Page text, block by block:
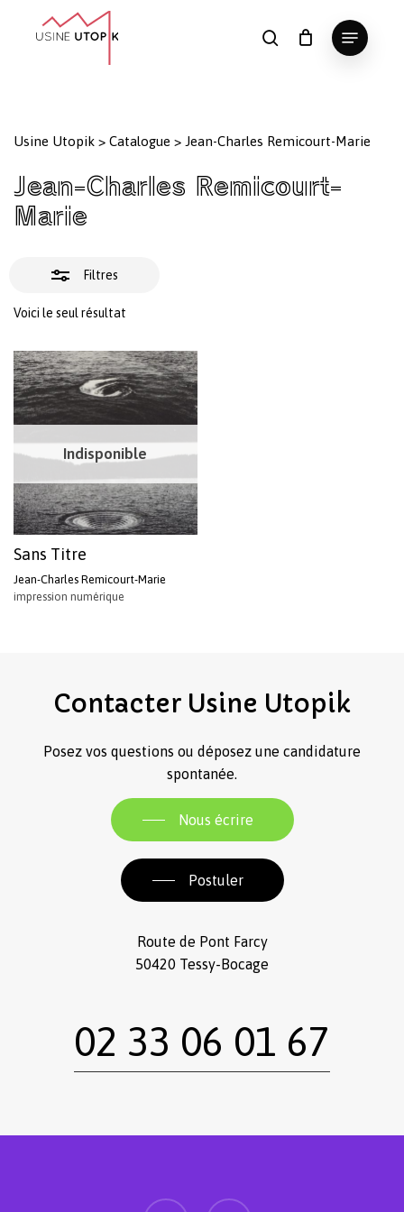
search
Menu
Panier Fermer
le
Votre panier est vide.
Usine Utopik > Catalogue > Jean-Charles Remicourt-Marie
Jean-Charles Remicourt-
Marie
Filtres
Voici le seul résultat
Fermer
les
Indisponible
Sans Titre
Jean-Charles Remicourt-Marie
impression numérique
Contacter Usine Utopik
Posez vos questions ou déposez une candidature
spontanée.
Nous écrire
Postuler
Route de Pont Farcy
50420 Tessy-Bocage
02 33 06 01 67
facebook instagram
Close